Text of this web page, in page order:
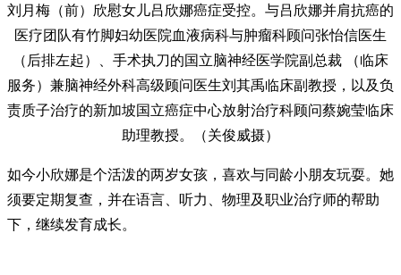
刘月梅（前）欣慰女儿吕欣娜癌症受控。与吕欣娜并肩抗癌的
医疗团队有竹脚妇幼医院血液病科与肿瘤科顾问张怡信医生
（后排左起）、手术执刀的国立脑神经医学院副总裁 （临床
服务）兼脑神经外科高级顾问医生刘其禹临床副教授，以及负
责质子治疗的新加坡国立癌症中心放射治疗科顾问蔡婉莹临床
助理教授。（关俊威摄）
如今小欣娜是个活泼的两岁女孩，喜欢与同龄小朋友玩耍。她
须要定期复查，并在语言、听力、物理及职业治疗师的帮助
下，继续发育成长。